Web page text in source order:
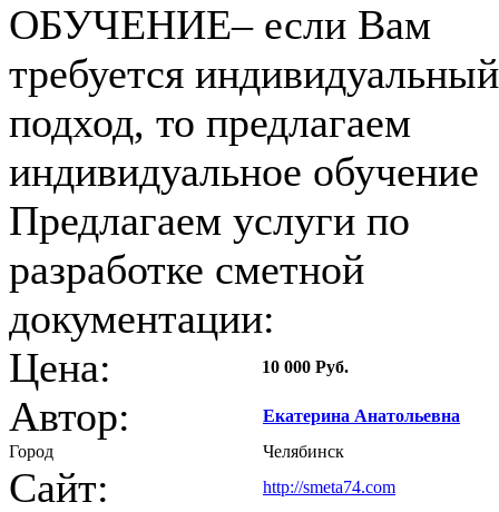
ОБУЧЕНИЕ– если Вам
требуется индивидуальный
подход, то предлагаем
индивидуальное обучение
Предлагаем услуги по
разработке сметной
документации:
Цена:
10 000 Руб.
Автор:
Екатерина Анатольевна
Город
Челябинск
Сайт: http://smeta74.com